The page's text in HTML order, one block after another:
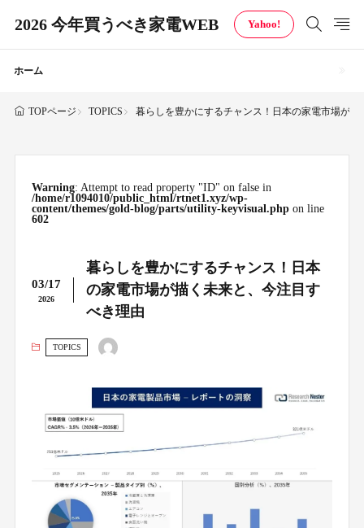
2026 今年買うべき家電WEB Yahoo!
ホーム
TOPページ TOPICS 暮らしを豊かにするチャンス！日本の家電市場が
Warning: Attempt to read property "ID" on false in
/home/r1094010/public_html/rtnet1.xyz/wp-
content/themes/gold-blog/parts/utility-keyvisual.phpon line
602
03/17
2026
暮らしを豊かにするチャンス！日本
の家電市場が描く未来と、今注目す
べき理由
TOPICS